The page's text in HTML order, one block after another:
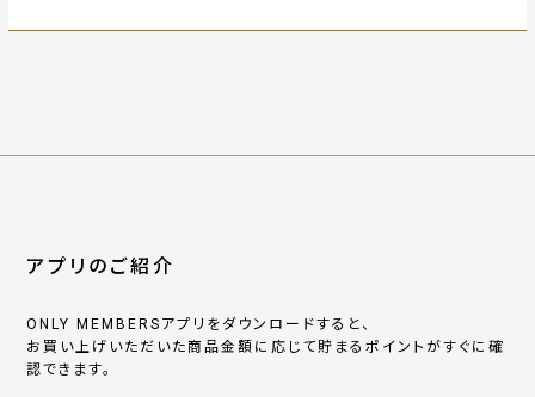
アプリのご紹介
ONLY MEMBERSアプリをダウンロードすると、
お買い上げいただいた商品金額に応じて貯まるポイントがすぐに確
認できます。